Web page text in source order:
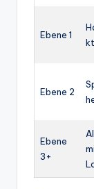
Ebene 1
Ebene 2
Ebene
3+